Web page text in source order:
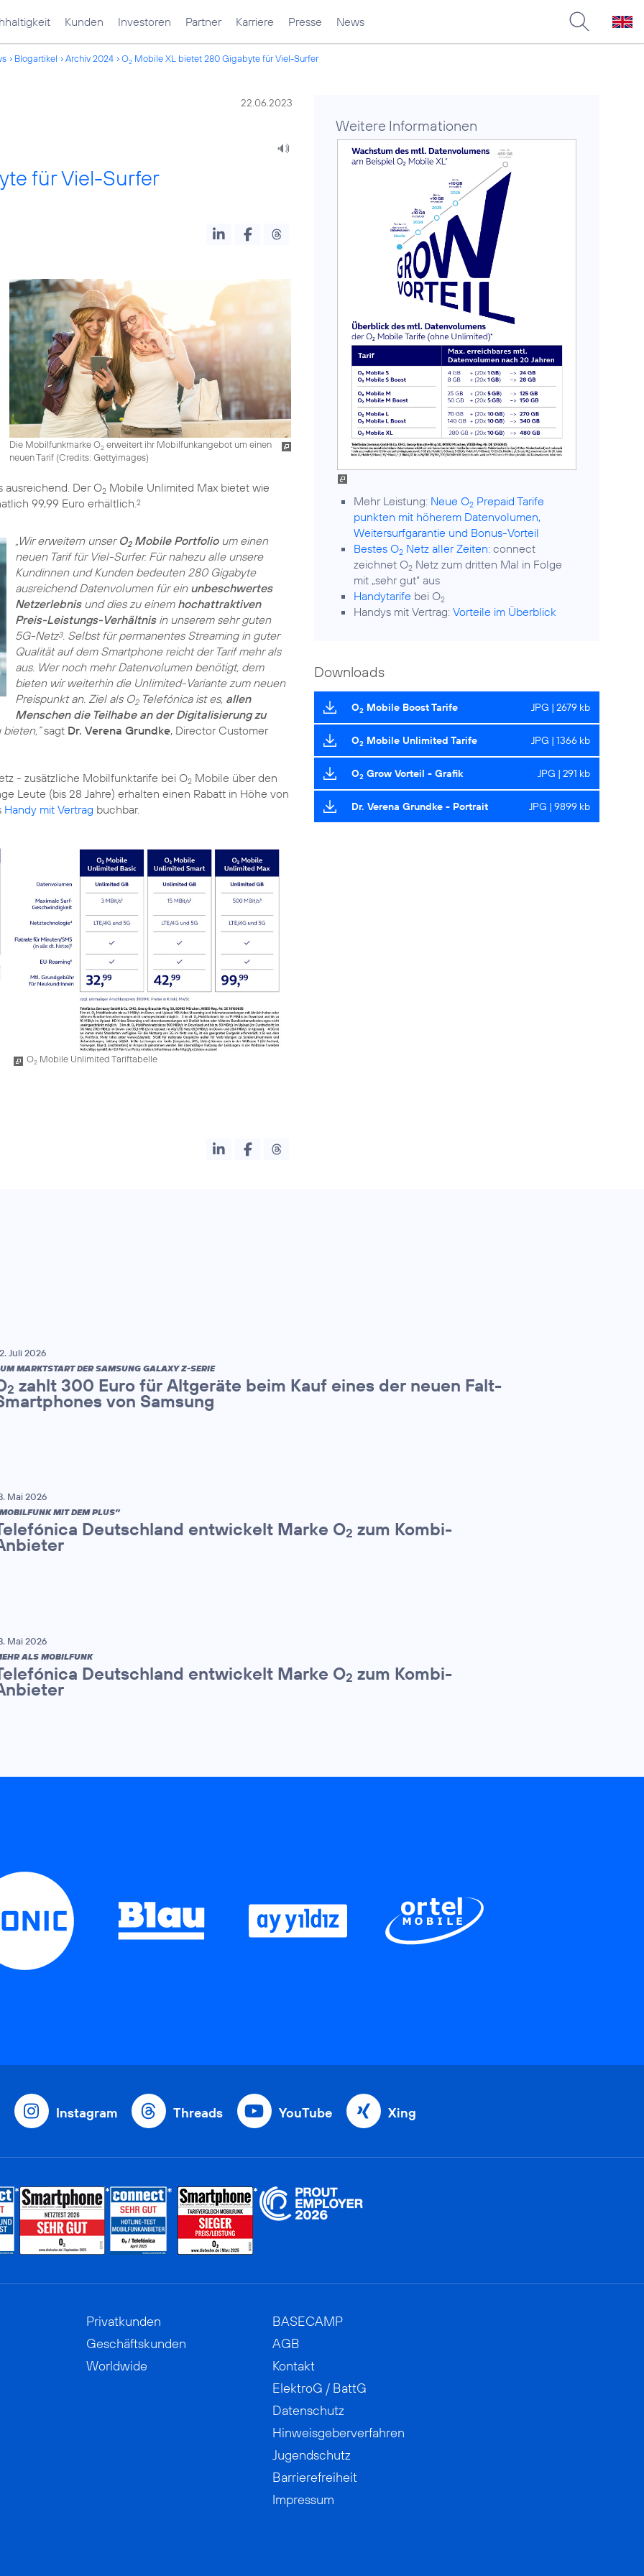
Kunden Investoren Partner Karriere Presse News
Blogartikel Archiv 2024 O2 Mobile XL bietet 280 Gigabyte für Viel-Surfer
22.06.2023
für Viel-Surfer
Die Mobilfunkmarke O2erweitert ihr Mobilfunkangebot um einen
neuen Tarif (Credits: Gettyimages)
ausreichend. Der O2 Mobile Unlimited Max bietet wie
99,99 Euro erhältlich.2
„Wir erweitern unser O2Mobile Portfolioum einen
neuen Tarif für Viel-Surfer. Für nahezu alle unsere
Kundinnen und Kunden bedeuten 280 Gigabyte
ausreichend Datenvolumen für ein unbeschwertes
Netzerlebnisund dies zu einem hochattraktiven
Preis-Leistungs-Verhältnisin unserem sehr guten
5G-Netz3. Selbst für permanentes Streaming in guter
Qualität auf dem Smartphone reicht der Tarif mehr als
aus. Wer noch mehr Datenvolumen benötigt, dem
bieten wir weiterhin die Unlimited-Variante zum neuen
Preispunkt an. Ziel als O2Telefónica ist es, allen
Menschen die Teilhabe an der Digitalisierung zu
sagt Dr. Verena Grundke, Director Customer
- zusätzliche Mobilfunktarife bei O2 Mobile über den
Leute (bis 28 Jahre) erhalten einen Rabatt in Höhe von
Handy mit Vertrag
O2Mobile Unlimited Tariftabelle
Weitere Informationen
Mehr Leistung: Neue O2 Prepaid Tarife
punkten mit höherem Datenvolumen,
Weitersurfgarantie und Bonus-Vorteil
Bestes O2 Netz aller Zeiten: connect
zeichnet O2 Netz zum dritten Mal in Folge
mit „sehr gut“ aus
Handytarife bei O2
Handys mit Vertrag:Vorteile im Überblick
Downloads
O2 Mobile Boost Tarife JPG | 2679 kb
O2 Mobile Unlimited Tarife JPG | 1366 kb
O2 Grow Vorteil - Grafik JPG | 291 kb
Dr. Verena Grundke - Portrait JPG | 9899 kb
Juli 2026
MARKTSTART DER SAMSUNG GALAXY Z-SERIE
2 zahlt 300 Euro für Altgeräte beim Kauf eines der neuen Falt-
von Samsung
Mai 2026
MIT DEM PLUS”
Deutschland entwickelt Marke O2 zum Kombi-
Mai 2026
ALS MOBILFUNK
Deutschland entwickelt Marke O2 zum Kombi-
Instagram Threads YouTube Xing
Privatkunden
Geschäftskunden
Worldwide
BASECAMP
AGB
Kontakt
ElektroG / BattG
Datenschutz
Hinweisgeberverfahren
Jugendschutz
Barrierefreiheit
Impressum